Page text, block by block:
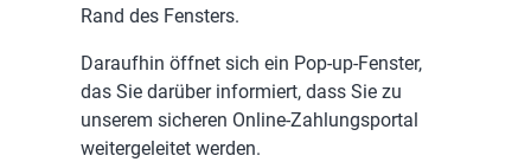
Rand des Fensters.
Daraufhin öffnet sich ein Pop-up-Fenster,
das Sie darüber informiert, dass Sie zu
unserem sicheren Online-Zahlungsportal
weitergeleitet werden.